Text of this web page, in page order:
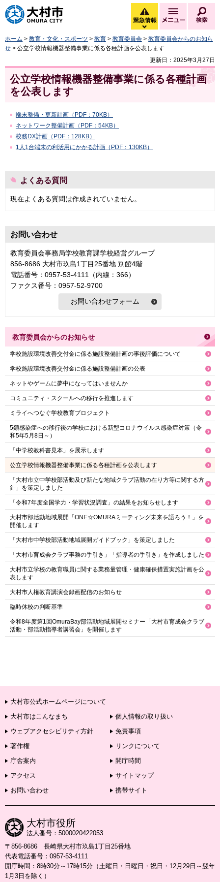
大村市
緊急情報
緊急情報を開く
メニュー
ホーム > 教育・文化・スポーツ > 教育 > 教育委員会 > 教育委員会からのお知ら
せ > 公立学校情報機器整備事業に係る各種計画を公表します
更新日：2025年3月27日
公立学校情報機器整備事業に係る各種計画
を公表します
端末整備・更新計画（PDF：70KB）
ネットワーク整備計画（PDF：54KB）
校務DX計画（PDF：128KB）
1人1台端末の利活用にかかる計画（PDF：130KB）
よくある質問
現在よくある質問は作成されていません。
お問い合わせ
教育委員会事務局学校教育課学校経営グループ
856-8686 大村市玖島1丁目25番地 別館4階
電話番号：0957-53-4111（内線：366）
ファクス番号：0957-52-9700
教育委員会からのお知らせ
学校施設環境改善交付金に係る施設整備計画の事後評価について
学校施設環境改善交付金に係る施設整備計画の公表
ネットやゲームに夢中になってはいませんか
コミュニティ・スクールへの移行を推進します
ミライへつなぐ学校教育プロジェクト
5類感染症への移行後の学校における新型コロナウイルス感染症対策（令
和5年5月8日～）
「中学校教科書見本」を展示します
公立学校情報機器整備事業に係る各種計画を公表します
「大村市立中学校部活動及び新たな地域クラブ活動の在り方等に関する方
針」を策定しました
「令和7年度全国学力・学習状況調査」の結果をお知らせします
大村市部活動地域展開「ONE☆OMURAミーティング未来を語ろう！」を
開催します
「大村市中学校部活動地域展開ガイドブック」を策定しました
「大村市育成会クラブ事務の手引き」「指導者の手引き」を作成しました
大村市立学校の教育職員に関する業務量管理・健康確保措置実施計画を公
表します
大村市人権教育講演会録画配信のお知らせ
臨時休校の判断基準
令和8年度第1回OmuraBay部活動地域展開セミナー「大村市育成会クラブ
活動・部活動指導者講習会」を開催します
大村市公式ホームページについて
大村市はこんなまち
個人情報の取り扱い
ウェブアクセシビリティ方針
免責事項
著作権
リンクについて
庁舎案内
開庁時間
アクセス
サイトマップ
お問い合わせ
携帯サイト
大村市役所
法人番号：5000020422053
〒856-8686 長崎県大村市玖島1丁目25番地
代表電話番号：0957-53-4111
開庁時間：8時30分～17時15分（土曜日・日曜日・祝日・12月29日～翌年
1月3日を除く）